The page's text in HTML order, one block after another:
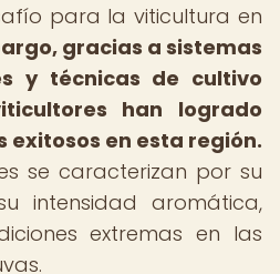
para la viticultura en
gracias a sistemas
y técnicas de cultivo
han logrado
exitosos en esta región.
se caracterizan por su
intensidad aromática,
extremas en las